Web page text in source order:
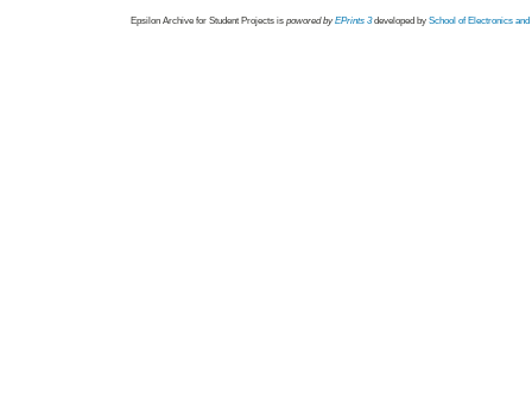
Epsilon Archive for Student Projects is powored byEPrints 3 developed by School of Electronics